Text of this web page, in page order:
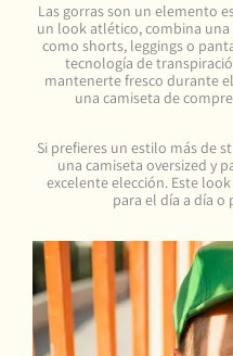
Las gorras son un elemento
un look atlético, combina
como shorts, leggings o
tecnología de
mantenerte fresco durante
una camiseta de
Si prefieres un estilo más de
una camiseta oversized y
excelente elección. Este
para el día a día o